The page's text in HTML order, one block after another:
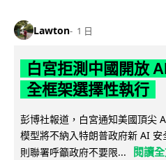
Lawton 1 日
白宮拒測中國開放
全框架選擇性執行
彭博社報道，白宮通知美國頂尖
模型將不納入特朗普政府新 AI
則聯署呼籲政府不要限...
閱讀